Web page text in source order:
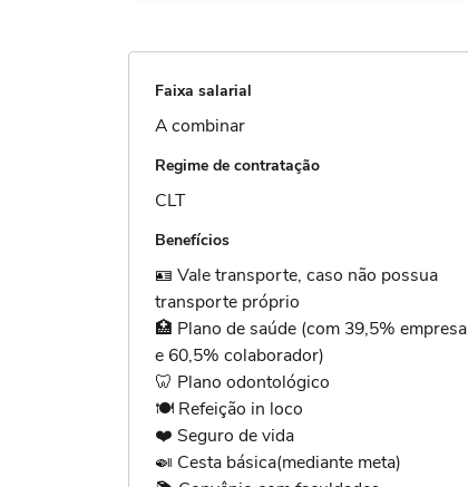
Faixa salarial
A combinar
Regime de contratação
CLT
Benefícios
🪪 Vale transporte, caso não possua
transporte próprio
🏥 Plano de saúde (com 39,5% empresa
e 60,5% colaborador)
🦷 Plano odontológico
🍽️ Refeição in loco
❤️ Seguro de vida
🍛 Cesta básica(mediante meta)